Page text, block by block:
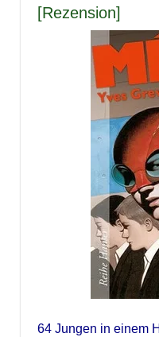
[Rezension]
64 Jungen in einem